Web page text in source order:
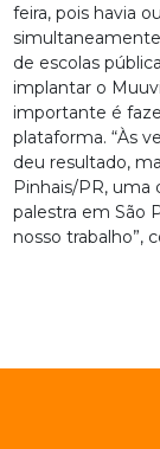
feira, pois havia
de escolas
implantar o
importante é
plataforma. “Às
deu resultado,
Pinhais/PR, uma
palestra em São
nosso trabalho”,